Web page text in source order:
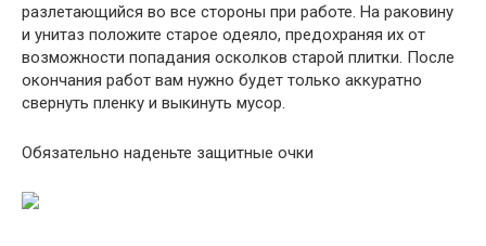
разлетающийся во все стороны при работе. На раковину
и унитаз положите старое одеяло, предохраняя их от
возможности попадания осколков старой плитки. После
окончания работ вам нужно будет только аккуратно
свернуть пленку и выкинуть мусор.
Обязательно наденьте защитные очки